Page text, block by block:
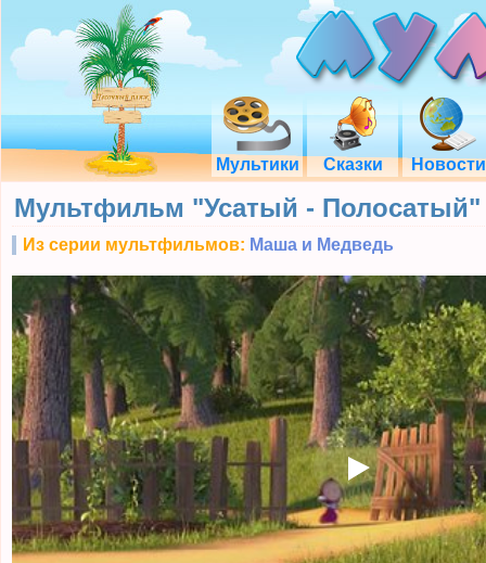
Мультики Сказки Новости
Мультфильм "Усатый - Полосатый"
Из серии мультфильмов: Маша и Медведь